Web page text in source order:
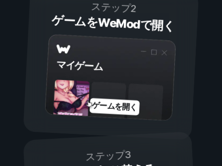
ステップ2
ゲームをWeModで開く
マイゲーム
ゲームを開く
ステップ3